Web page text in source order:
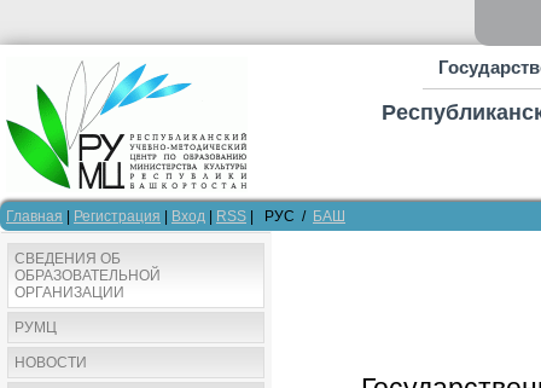
Главная Регистрация Вход RSS | РУС / БАШ
СВЕДЕНИЯ ОБ
ОБРАЗОВАТЕЛЬНОЙ
ОРГАНИЗАЦИИ
РУМЦ
НОВОСТИ